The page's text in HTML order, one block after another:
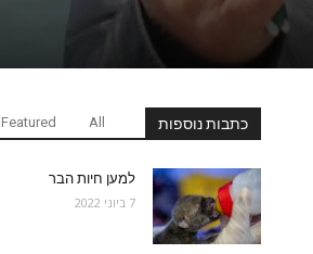
כתבות נוספות All
Featured
למען חיות הבר
7 ביוני 2022